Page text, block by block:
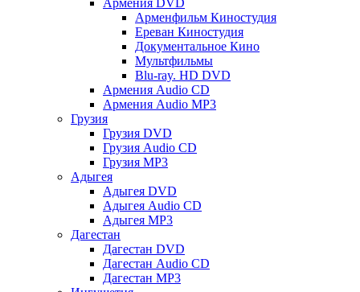
Армения DVD
Арменфильм Киностудия
Ереван Киностудия
Документальное Кино
Мультфильмы
Blu-ray. HD DVD
Армения Audio CD
Армения Audio MP3
Грузия
Грузия DVD
Грузия Audio CD
Грузия MP3
Адыгея
Адыгея DVD
Адыгея Audio CD
Адыгея MP3
Дагестан
Дагестан DVD
Дагестан Audio CD
Дагестан MP3